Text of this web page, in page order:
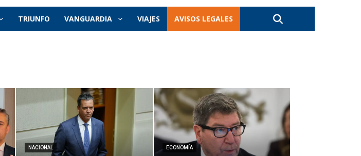
La
Nación
TRIUNFO VANGUARDIA VIAJES AVISOS LEGALES
NACIONAL ECONOMÍA